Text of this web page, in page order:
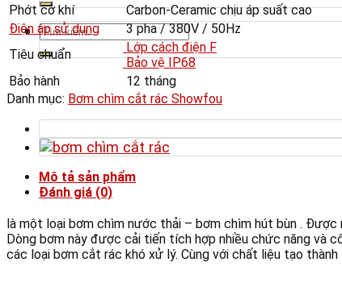
Tìm
kiếm:
Phớt cơ khí
Carbon-Ceramic chịu áp suất cao
Điện áp sử dụng
3 pha / 380V / 50Hz
Tiêu chuẩn
Lớp cách điện F
Bảo vệ IP68
Bảo hành
12 tháng
Danh mục: Bơm chìm cắt rác Showfou
Mô tả sản phẩm
Đánh giá (0)
là một loại bơm chìm nước thải – bơm chìm hút bùn .
Dòng bơm này được cải tiến tích hợp nhiều chức năng và
các loại bơm cắt rác khó xử lý. Cùng với chất liệu tạo